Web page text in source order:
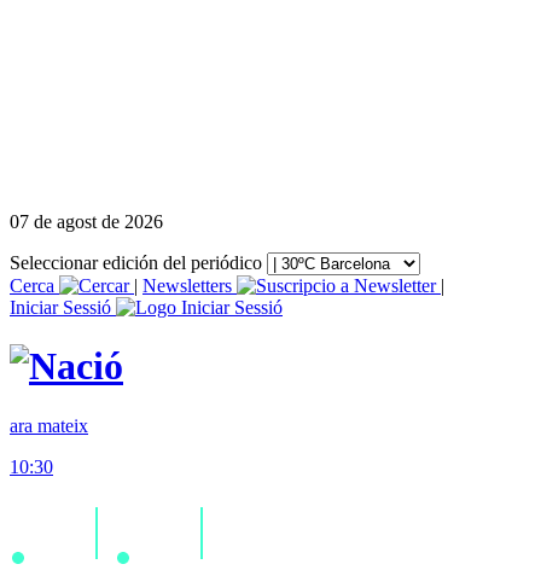
07 de agost de 2026
Seleccionar edición del periódico
Cerca
| Newsletters
|
Iniciar Sessió
ara mateix
10:30